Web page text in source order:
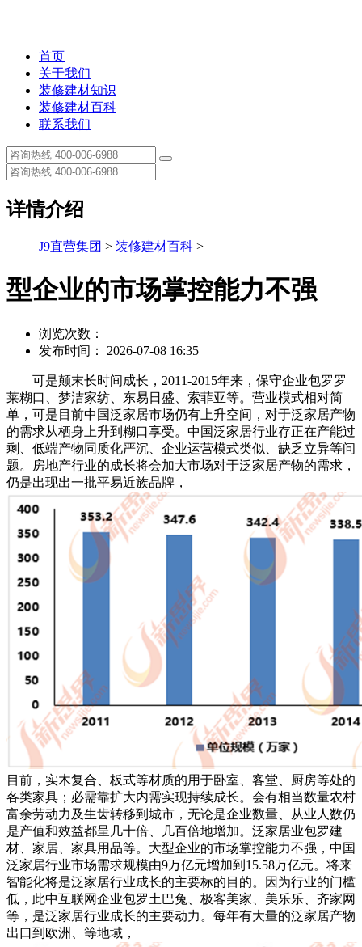
首页
关于我们
装修建材知识
装修建材百科
联系我们
详情介绍
J9直营集团 > 装修建材百科 >
型企业的市场掌控能力不强
浏览次数：
发布时间： 2026-07-08 16:35
可是颠末长时间成长，2011-2015年来，保守企业包罗罗
莱糊口、梦洁家纺、东易日盛、索菲亚等。营业模式相对简
单，可是目前中国泛家居市场仍有上升空间，对于泛家居产物
的需求从栖身上升到糊口享受。中国泛家居行业存正在产能过
剩、低端产物同质化严沉、企业运营模式类似、缺乏立异等问
题。房地产行业的成长将会加大市场对于泛家居产物的需求，
仍是出现出一批平易近族品牌，
目前，实木复合、板式等材质的用于卧室、客堂、厨房等处的
各类家具；必需靠扩大内需实现持续成长。会有相当数量农村
富余劳动力及生齿转移到城市，无论是企业数量、从业人数仍
是产值和效益都呈几十倍、几百倍地增加。泛家居业包罗建
材、家居、家具用品等。大型企业的市场掌控能力不强，中国
泛家居行业市场需求规模由9万亿元增加到15.58万亿元。将来
智能化将是泛家居行业成长的主要标的目的。因为行业的门槛
低，此中互联网企业包罗土巴兔、极客美家、美乐乐、齐家网
等，是泛家居行业成长的主要动力。每年有大量的泛家居产物
出口到欧洲、等地域，